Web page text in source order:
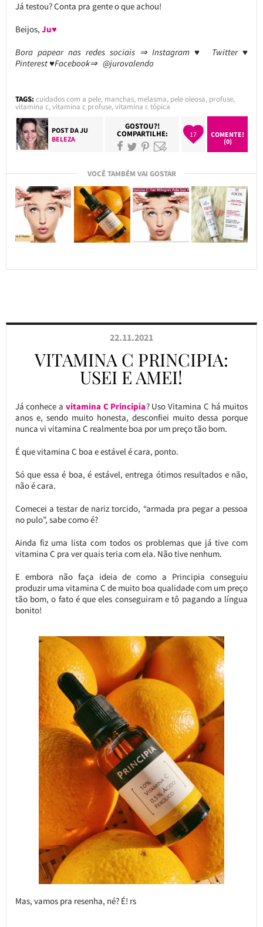
Já testou? Conta pra gente o que achou!
Beijos, Ju♥
Bora papear nas redes sociais ⇒ Instagram ♥ Twitter ♥
Pinterest ♥Facebook⇒ @jurovalendo
TAGS: cuidados com a pele, manchas, melasma, pele oleosa, profuse,
vitamina c,vitamina c profuse,vitamina c tópica
POST DAJU
BELEZA
GOSTOU?!
COMPARTILHE: 17
COMENTE!
(0)
VOCÊ TAMBÉM VAI GOSTAR
22.11.2021
VITAMINA C PRINCIPIA:
USEI E AMEI!
Já conhece a vitamina C Principia? Uso Vitamina C há muitos
anos e, sendo muito honesta, desconfiei muito dessa porque
nunca vi vitamina C realmente boa por um preço tão bom.
É que vitamina C boa e estável é cara, ponto.
Só que essa é boa, é estável, entrega ótimos resultados e não,
não é cara.
Comecei a testar de nariz torcido, “armada pra pegar a pessoa
no pulo”, sabe como é?
Ainda fiz uma lista com todos os problemas que já tive com
vitamina C pra ver quais teria com ela. Não tive nenhum.
E embora não faça ideia de como a Principia conseguiu
produzir uma vitamina C de muito boa qualidade com um preço
tão bom, o fato é que eles conseguiram e tô pagando a língua
bonito!
Mas, vamos pra resenha, né? É! rs